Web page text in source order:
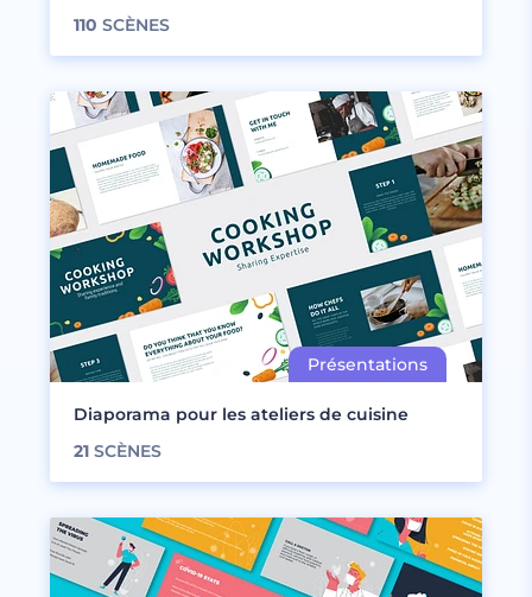
110 SCÈNES
Diaporama pour les ateliers de cuisine
21 SCÈNES